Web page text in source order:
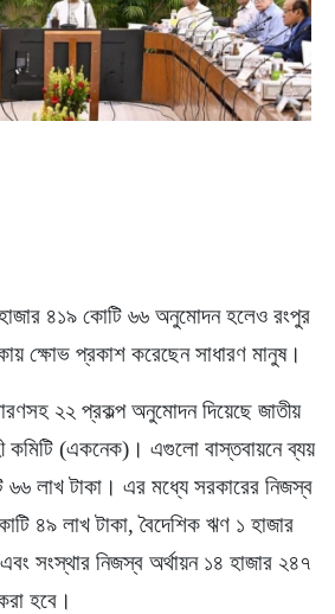
৪১৯ কোটি ৬৬ অনুমোদন হলেও রংপুর
ক্ষোভ প্রকাশ করেছেন সাধারণ মানুষ।
২২ প্রকল্প অনুমোদন দিয়েছে জাতীয়
কমিটি (একনেক)। এগুলো বাস্তবায়নে ব্যয়
৬৬ লাখ টাকা। এর মধ্যে সরকারের নিজস্ব
৪৯ লাখ টাকা, বৈদেশিক ঋণ ১ হাজার
সংস্থার নিজস্ব অর্থায়ন ১৪ হাজার ২৪৭
হবে।